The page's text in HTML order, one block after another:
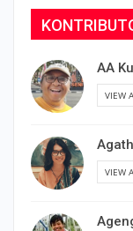
AA
VIEW
VIEW